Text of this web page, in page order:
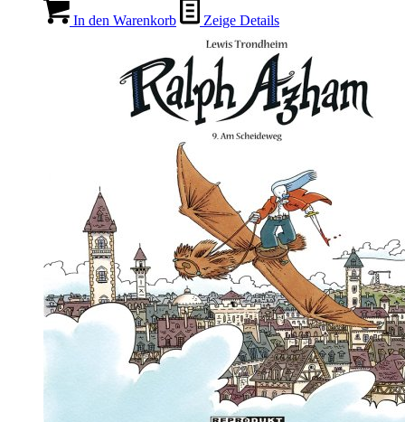
In den Warenkorb Zeige Details